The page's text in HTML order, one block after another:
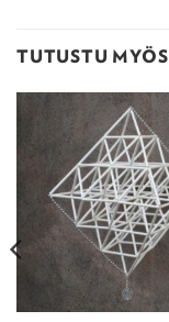
TUTUSTU MYÖS